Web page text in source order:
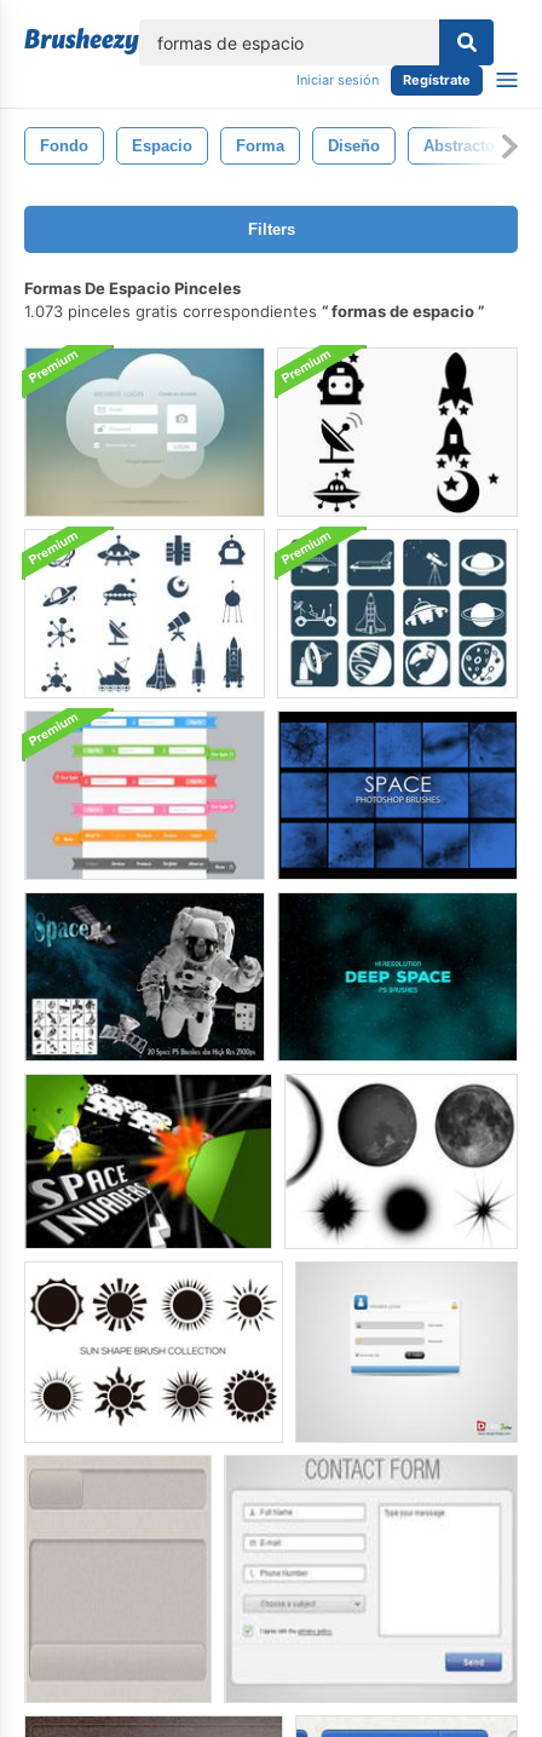
Iniciar sesión Regístrate
Fondo Espacio Forma Diseño Abstracto
Filters
Formas De Espacio Pinceles
1.073 pinceles gratis correspondientes
formas de espacio